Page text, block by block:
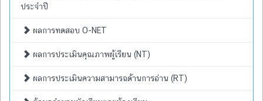
ประจำปี
ผลการทดสอบ O-NET
ผลการประเมินคุณภาพผู้เรียน (NT)
ผลการประเมินความสามารถด้านการอ่าน (RT)